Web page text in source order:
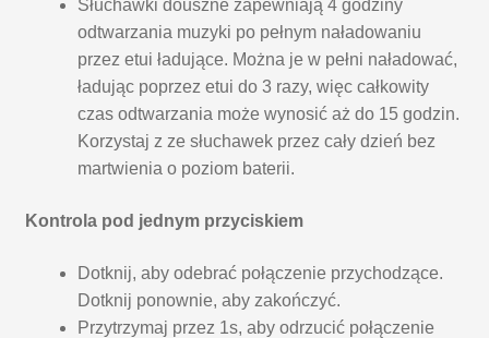
Słuchawki douszne zapewniają 4 godziny
odtwarzania muzyki po pełnym naładowaniu
przez etui ładujące. Można je w pełni naładować,
ładując poprzez etui do 3 razy, więc całkowity
czas odtwarzania może wynosić aż do 15 godzin.
Korzystaj z ze słuchawek przez cały dzień bez
martwienia o poziom baterii.
Kontrola pod jednym przyciskiem
Dotknij, aby odebrać połączenie przychodzące.
Dotknij ponownie, aby zakończyć.
Przytrzymaj przez 1s, aby odrzucić połączenie